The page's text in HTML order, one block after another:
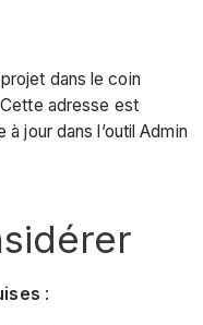
dans le coin
adresse est
jour dans l’outil Admin
: